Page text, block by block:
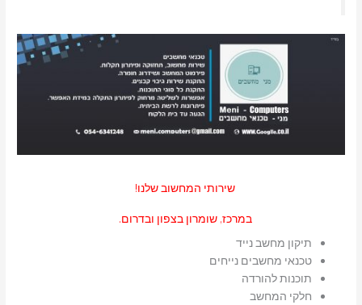
שירותי המחשוב שלנו!
במרכז, שומרון בצפון ובדרום.
תיקון מחשב נייד
טכנאי מחשבים נייחים
תוכנות להורדה
חלקי המחשב